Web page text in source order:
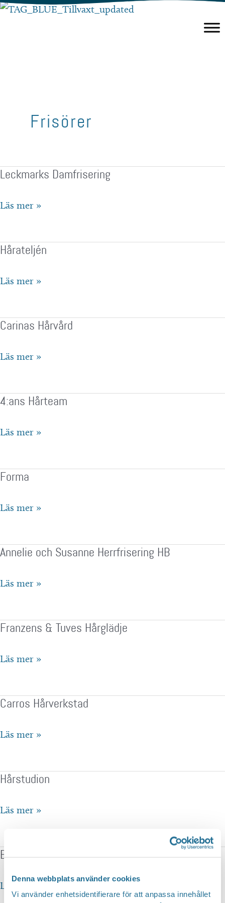
Denna webbplats använder cookies
Vi använder enhetsidentifierare för att anpassa innehållet
Hoppa
Frisörer
Leckmarks Damfrisering
Leckmarks
Läs mer »
Hårateljén
Hårateljén
Läs mer »
Carinas Hårvård
Carinas
Läs mer »
4:ans Hårteam
4:ans
Läs mer »
Forma
Forma
Läs mer »
Annelie och Susanne Herrfrisering HB
Annelie
Herrfrisering
Läs mer »
Franzens & Tuves Hårglädje
Franzens
Hårglädje
Läs mer »
Carros Hårverkstad
Carros
Läs mer »
Hårstudion
Hårstudion
Läs mer »
Bra Salong och Shop
Bra
Läs mer »